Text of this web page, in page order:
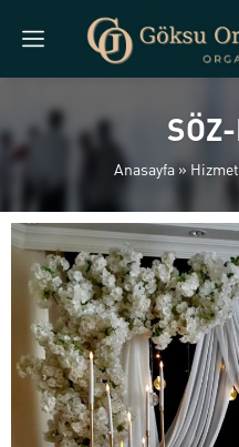
Anasayfa »